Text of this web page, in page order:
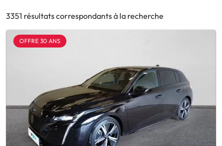
3351 résultats correspondants à la recherche
OFFRE 30 ANS